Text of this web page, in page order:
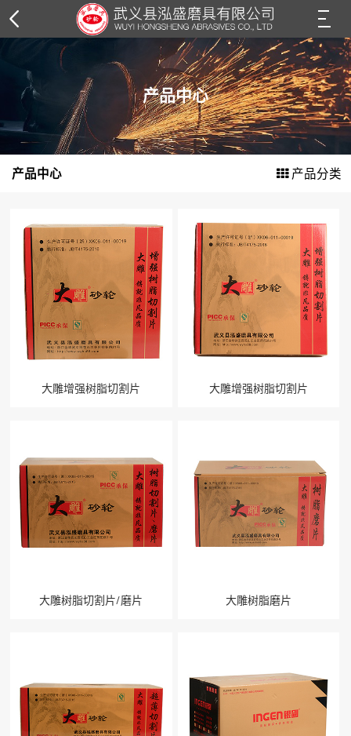
产品中心
产品中心 产品分类
大雕增强树脂切割片 大雕增强树脂切割片
大雕树脂切割片/磨片 大雕树脂磨片
树脂砂轮片
角磨片系列
切割片系列
钢丝轮系列
抛光轮系列
抛光膏系列
纸箱外包装